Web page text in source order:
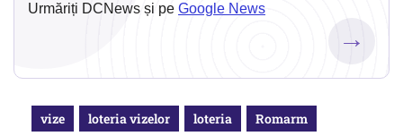
Urmăriți DCNews și pe Google News
→
vize loteria vizelor loteria Romarm